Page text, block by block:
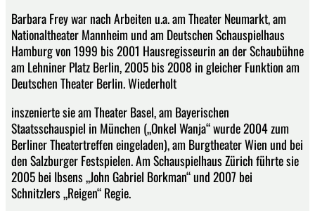
Barbara Frey war nach Arbeiten u.a. am Theater Neumarkt, am
Nationaltheater Mannheim und am Deutschen Schauspielhaus
Hamburg von 1999 bis 2001 Hausregisseurin an der Schaubühne
am Lehniner Platz Berlin, 2005 bis 2008 in gleicher Funktion am
Deutschen Theater Berlin. Wiederholt
inszenierte sie am Theater Basel, am Bayerischen
Staatsschauspiel in München („Onkel Wanja“ wurde 2004 zum
Berliner Theatertreffen eingeladen), am Burgtheater Wien und bei
den Salzburger Festspielen. Am Schauspielhaus Zürich führte sie
2005 bei Ibsens „John Gabriel Borkman“ und 2007 bei
Schnitzlers „Reigen“ Regie.